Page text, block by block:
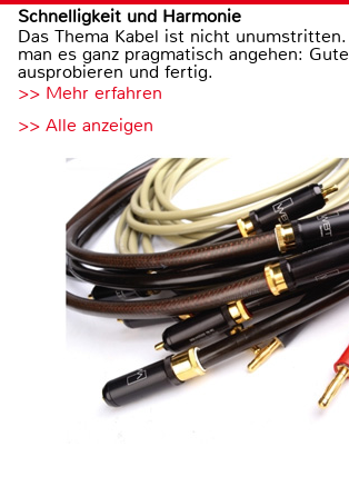
Schnelligkeit und Harmonie
Das Thema Kabel ist nicht
man es ganz pragmatisch angehen:
ausprobieren und fertig.
>> Mehr erfahren
>> Alle anzeigen